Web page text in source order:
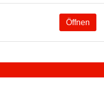
Öffnen